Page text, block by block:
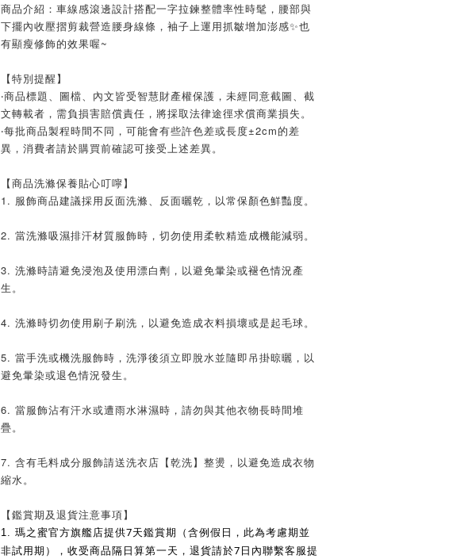
商品介紹：車線感滾邊設計搭配一字拉鍊整體率性時髦，腰部與
下擺內收壓摺剪裁營造腰身線條，袖子上運用抓皺增加澎感✨也
有顯瘦修飾的效果喔~
【特別提醒】
‧商品標題、圖檔、內文皆受智慧財產權保護，未經同意截圖、截
文轉載者，需負損害賠償責任，將採取法律途徑求償商業損失。
‧每批商品製程時間不同，可能會有些許色差或長度±2cm的差
異，消費者請於購買前確認可接受上述差異。
【商品洗滌保養貼心叮嚀】
1. 服飾商品建議採用反面洗滌、反面曬乾，以常保顏色鮮豔度。
2. 當洗滌吸濕排汗材質服飾時，切勿使用柔軟精造成機能減弱。
3. 洗滌時請避免浸泡及使用漂白劑，以避免暈染或褪色情況產
生。
4. 洗滌時切勿使用刷子刷洗，以避免造成衣料損壞或是起毛球。
5. 當手洗或機洗服飾時，洗淨後須立即脫水並隨即吊掛晾曬，以
避免暈染或退色情況發生。
6. 當服飾沾有汗水或遭雨水淋濕時，請勿與其他衣物長時間堆
疊。
7. 含有毛料成分服飾請送洗衣店【乾洗】整燙，以避免造成衣物
縮水。
【鑑賞期及退貨注意事項】
1. 瑪之蜜官方旗艦店提供7天鑑賞期（含例假日，此為考慮期並
非試用期），收受商品隔日算第一天，退貨請於7 日內聯繫客服提